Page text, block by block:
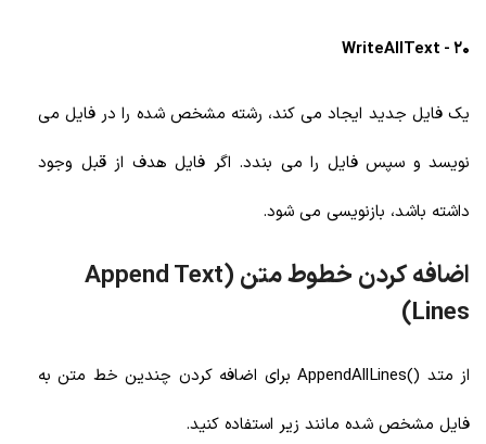
20 - WriteAllText
یک فایل جدید ایجاد می کند، رشته مشخص شده را در فایل می
نویسد و سپس فایل را می بندد. اگر فایل هدف از قبل وجود
داشته باشد، بازنویسی می شود.
اضافه کردن خطوط متن (Append Text
Lines)
از متد ()AppendAllLines برای اضافه کردن چندین خط متن به
فایل مشخص شده مانند زیر استفاده کنید.